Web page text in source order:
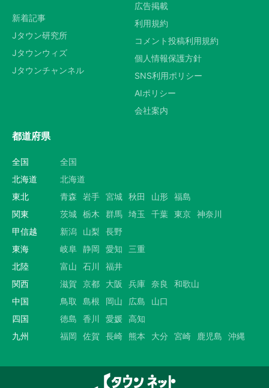
新着記事
Jタウン研究所
Jタウンウィズ
Jタウンチャンネル
広告掲載
利用規約
コメント投稿利用規約
個人情報保護方針
SNS利用ポリシー
AIポリシー
会社案内
都道府県
全国
全国
北海道
北海道
東北
青森 岩手 宮城 秋田 山形 福島
関東
茨城 栃木 群馬 埼玉 千葉 東京 神奈川
甲信越
新潟 山梨
長野
東海
岐阜 静岡 愛知
三重
北陸
富山 石川
福井
関西
滋賀 京都 大阪 兵庫 奈良
和歌山
中国
鳥取 島根 岡山 広島
山口
四国
徳島 香川 愛媛 高知
九州
福岡 佐賀 長崎 熊本 大分 宮崎 鹿児島 沖縄